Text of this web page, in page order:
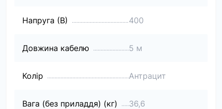
Напруга (В) 400
Довжина кабелю 5 м
Колір Антрацит
Вага (без приладдя) (кг) 36,6